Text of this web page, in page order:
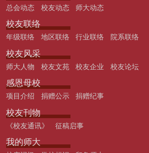
总会动态 校友动态 师大动态
校友联络
年级联络 地区联络 行业联络 院系联络
校友风采
师大人物 校友文苑 校友企业 校友论坛
感恩母校
项目介绍 捐赠公示 捐赠纪事
校友刊物
《校友通讯》 征稿启事
我的师大